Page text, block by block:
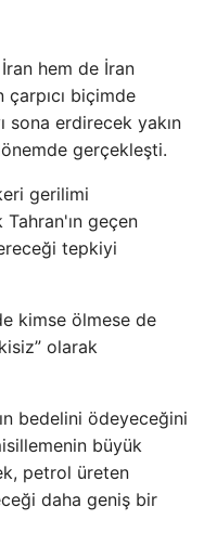
hem de İran
çarpıcı biçimde
sona erdirecek yakın
gerçekleşti.
gerilimi
Tahran'ın geçen
tepkiyi
kimse ölmese de
olarak
bedelini ödeyeceğini
büyük
petrol üreten
daha geniş bir